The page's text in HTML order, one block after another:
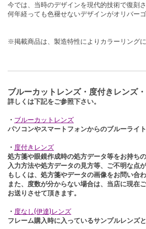
今では、当時のデザインを現代的技術で復刻
何年経っても色褪せないデザインがオリバー
※掲載商品は、製造特性によりカラーリング
ブルーカットレンズ・度付きレンズ
詳しくは下記をご参照下さい。
・ ブルーカットレンズ
パソコンやスマートフォンからのブルーライ
・ 度付きレンズ
処方箋や眼鏡作成時の処方データ等をお持ちの
入力方法や処方データの見方等、ご不明な点
もしくは、処方箋やデータの画像をお問い合
また、度数が分からない場合は、当店に現在
お送りさせて頂きます。
・ 度なし(伊達)レンズ
フレーム購入時に入っているサンプルレンズ